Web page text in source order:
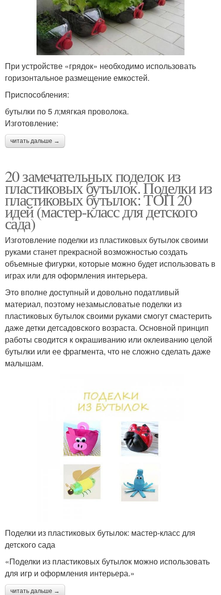
При устройстве «грядок» необходимо использовать
горизонтальное размещение емкостей.
Приспособления:
бутылки по 5 л;мягкая проволока.
Изготовление:
читать дальше →
20 замечательных поделок из
пластиковых бутылок. Поделки из
пластиковых бутылок: ТОП 20
идей (мастер-класс для детского
сада)
Изготовление поделки из пластиковых бутылок своими
руками станет прекрасной возможностью создать
объемные фигурки, которые можно будет использовать в
играх или для оформления интерьера.
Это вполне доступный и довольно податливый
материал, поэтому незамысловатые поделки из
пластиковых бутылок своими руками смогут смастерить
даже детки детсадовского возраста. Основной принцип
работы сводится к окрашиванию или оклеиванию целой
бутылки или ее фрагмента, что не сложно сделать даже
малышам.
Поделки из пластиковых бутылок: мастер-класс для
детского сада
«Поделки из пластиковых бутылок можно использовать
для игр и оформления интерьера.»
читать дальше →